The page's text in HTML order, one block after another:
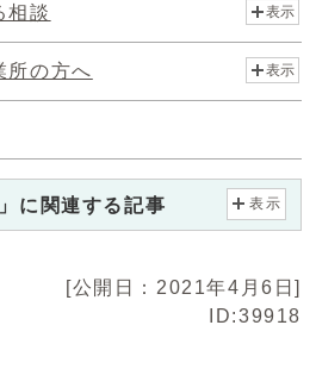
相談 表示
所の方へ 表示
に関連する記事 表示
[公開日：2021年4月6日]
ID:39918